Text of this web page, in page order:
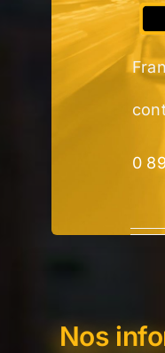
0
Nos